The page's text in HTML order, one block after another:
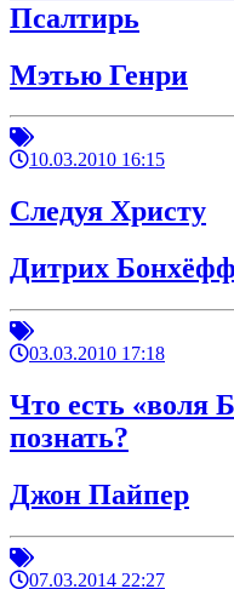
Псалтирь
Мэтью Генри
10.03.2010 16:15
Следуя Христу
Дитрих
03.03.2010 17:18
Что есть «воля
познать?
Джон Пайпер
07.03.2014 22:27